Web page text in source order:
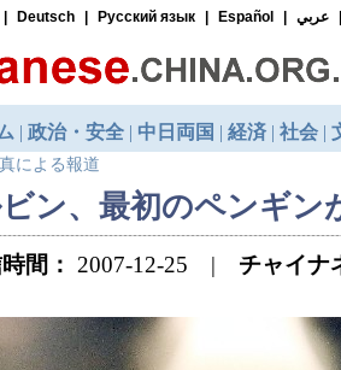
による報道
ン、最初のペンギン
間： 2007-12-25 | チャイナ